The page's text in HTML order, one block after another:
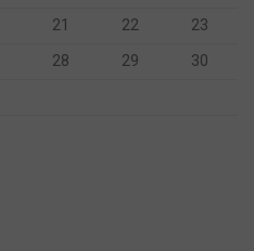
21 22
23
28 29
30